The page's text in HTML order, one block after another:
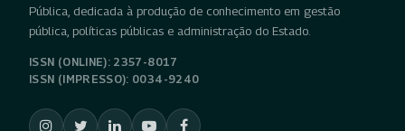
Pública, dedicada à produção de conhecimento em gestão
pública, políticas públicas e administração do Estado.
ISSN (ONLINE): 2357-8017
ISSN (IMPRESSO): 0034-9240